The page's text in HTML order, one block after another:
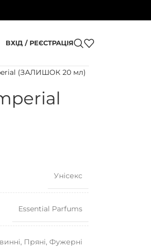
ВХІД / РЕЄСТРАЦІЯ
(ЗАЛИШОК 20 мл)
Унісекс
Essential Parfums
, Пряні, Фужерні